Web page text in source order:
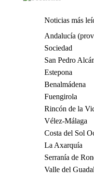
Noticias más
Andalucía
Sociedad
San Pedro
Estepona
Benalmádena
Fuengirola
Rincón de la
Vélez-Málaga
Costa del Sol
La Axarquía
Serranía de
Valle del